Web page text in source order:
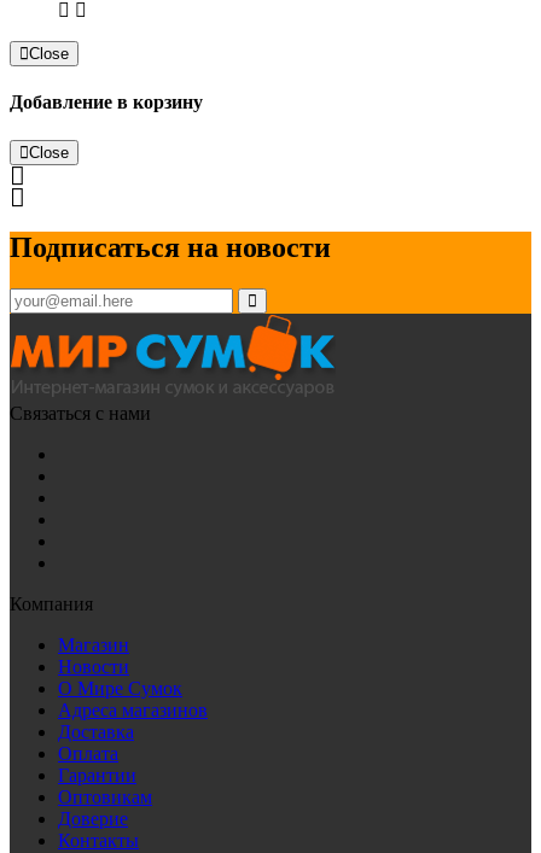
Close
Добавление в корзину
Close
Подписаться на новости
Связаться с нами
Компания
Магазин
Новости
О Мире Сумок
Адреса магазинов
Доставка
Оплата
Гарантии
Оптовикам
Доверие
Контакты